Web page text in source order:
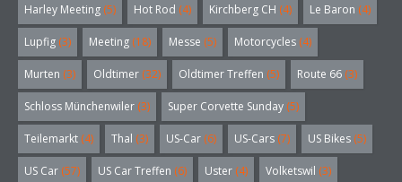
Harley Meeting (5) Hot Rod (4) Kirchberg CH (4) Le Baron (4)
Lupfig (3) Meeting (18) Messe (5) Motorcycles (4)
Murten (3) Oldtimer (32) Oldtimer Treffen (5) Route 66 (3)
Schloss Münchenwiler (3) Super Corvette Sunday (5)
Teilemarkt (4) Thal (3) US-Car (6) US-Cars (7) US Bikes (5)
US Car (57) US Car Treffen (6) Uster (4) Volketswil (3)